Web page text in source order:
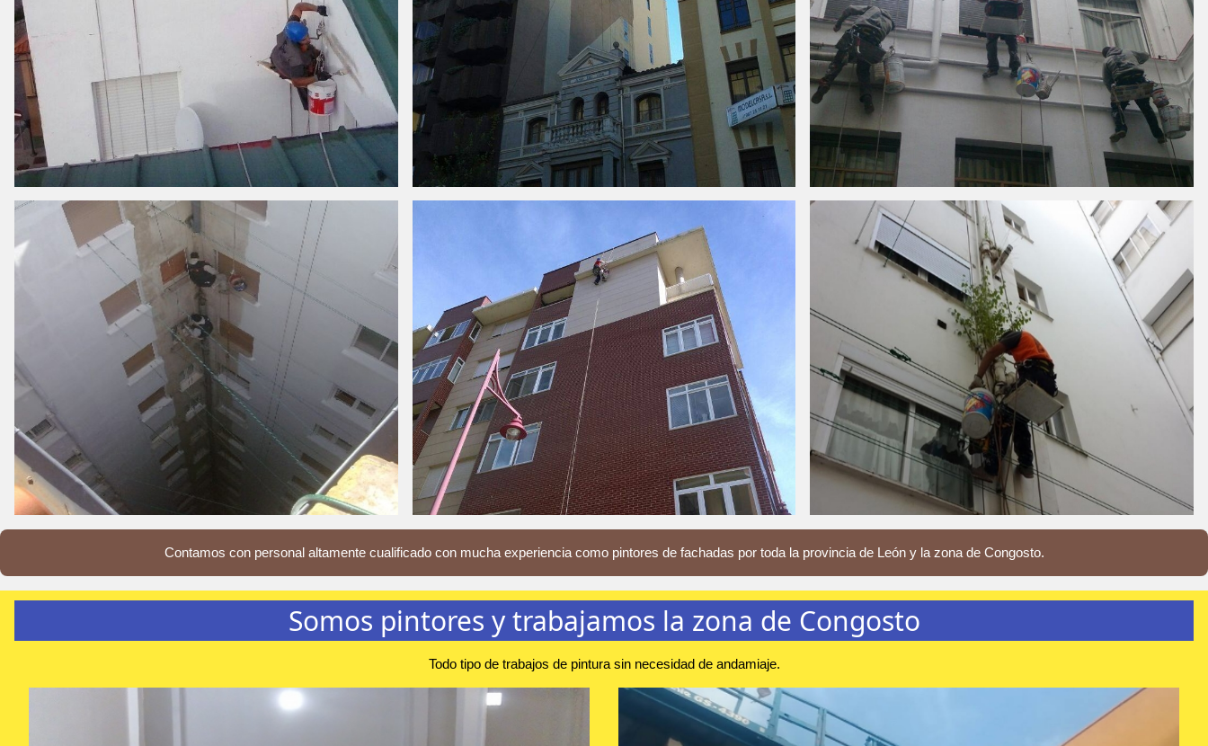
Contamos con personal altamente cualificado con mucha experiencia como pintores de fachadas por toda la provincia de León y la zona de Congosto.
Somos pintores y trabajamos la zona de Congosto
Todo tipo de trabajos de pintura sin necesidad de andamiaje.